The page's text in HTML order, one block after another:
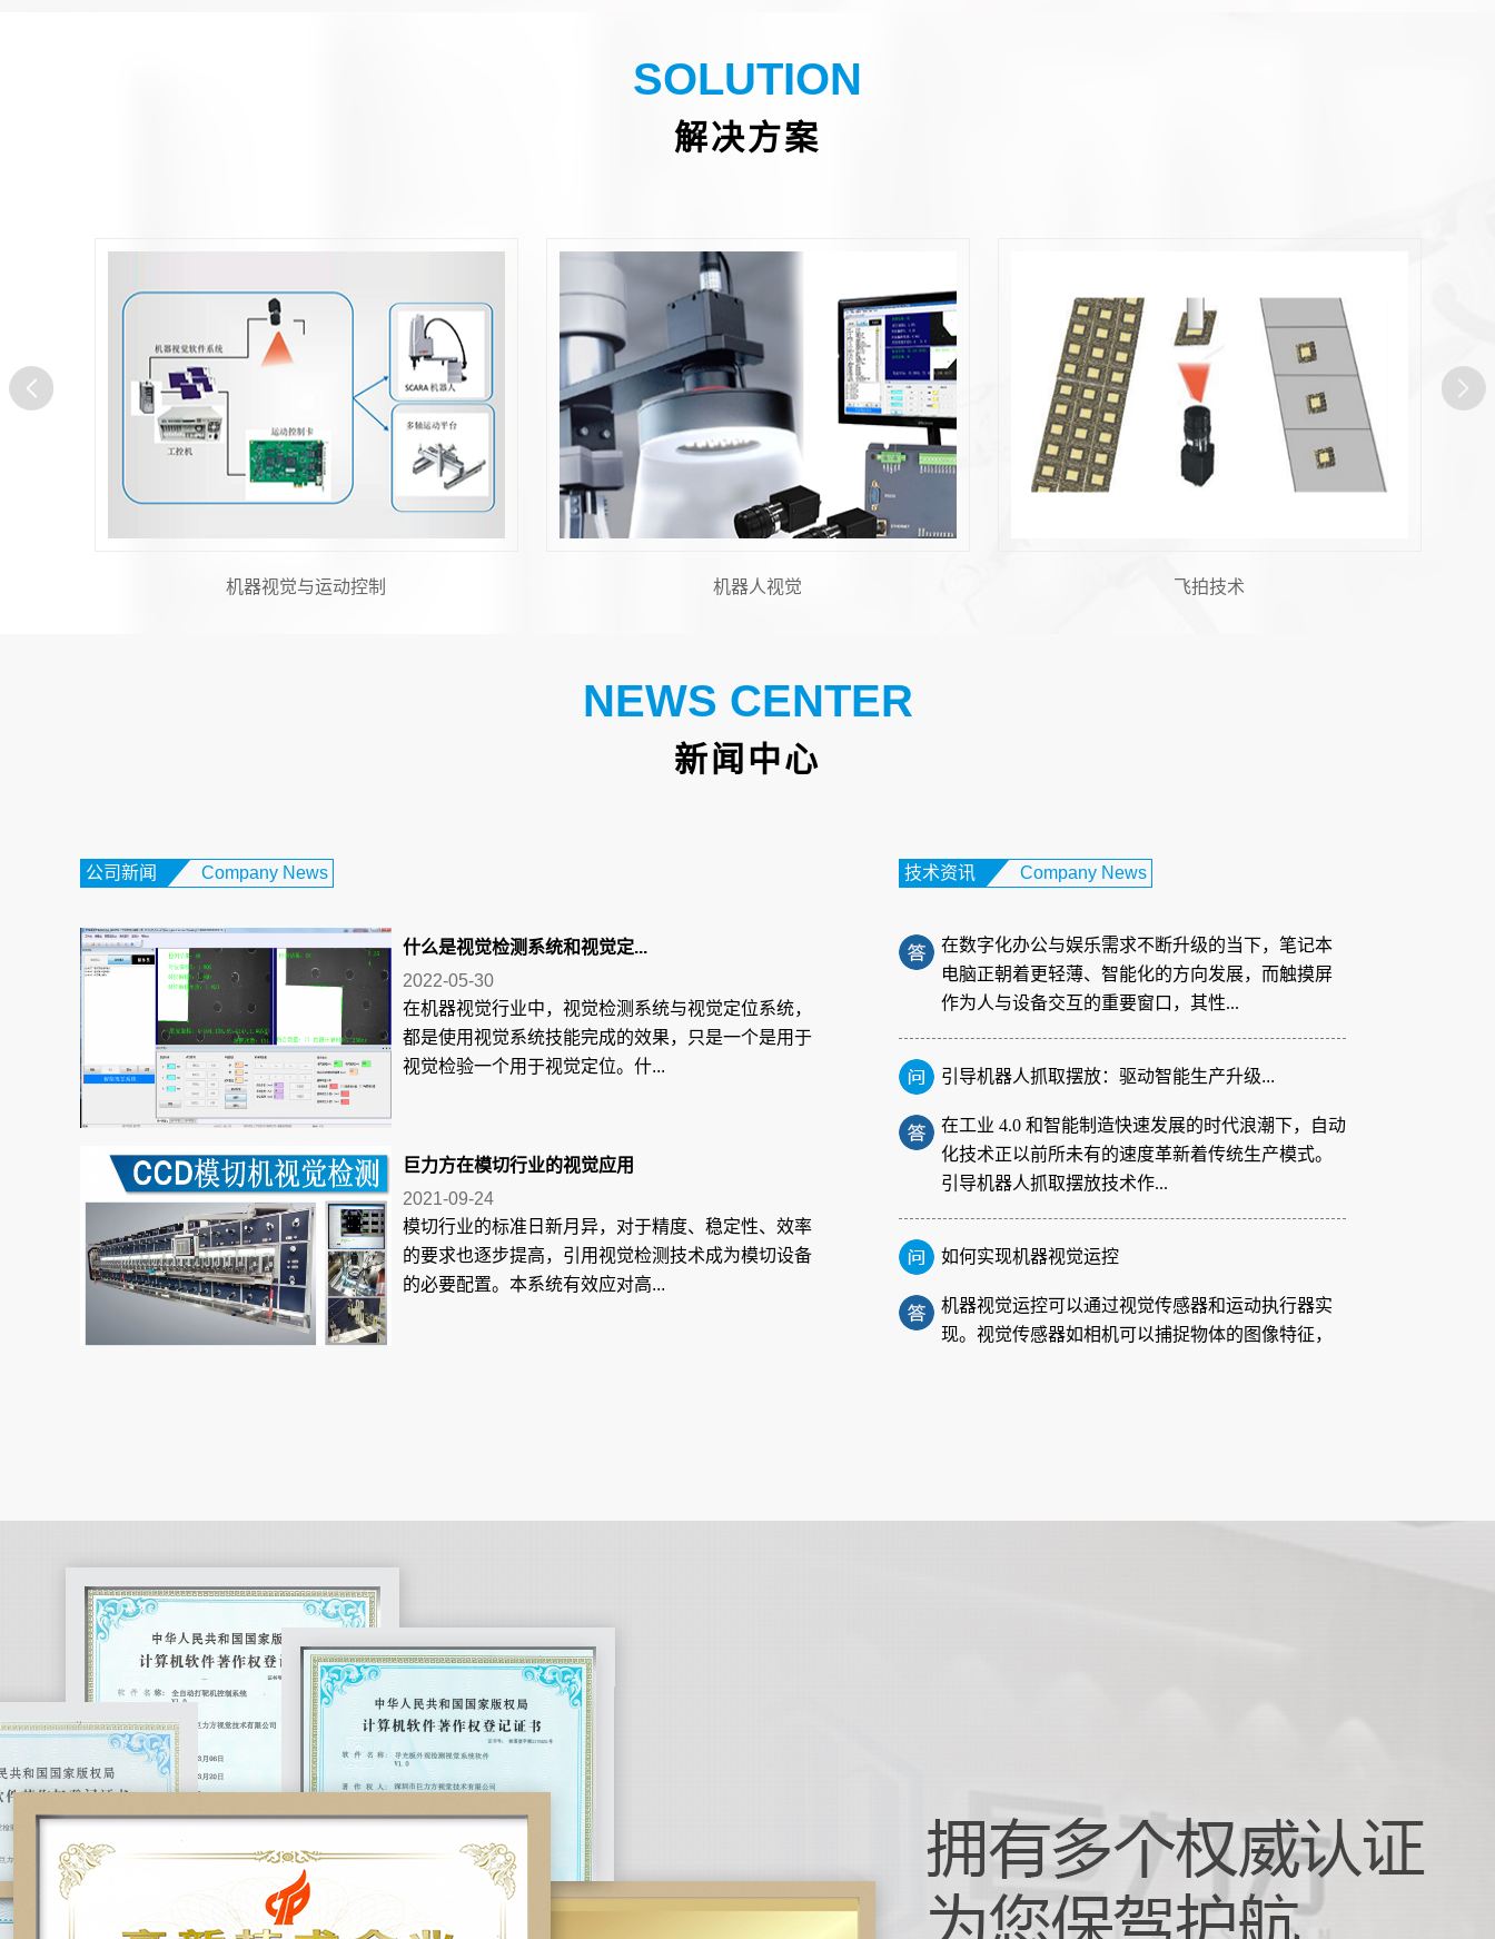
SOLUTION
解决方案
对位贴合视觉系统 机器视觉与运动控制 机器人视觉
NEWS CENTER
新闻中心
公司新闻 Company News
什么是视觉检测系统和视觉定...
2022-05-30
在机器视觉行业中，视觉检测系统与视觉定位系统，
都是使用视觉系统技能完成的效果，只是一个是用于
视觉检验一个用于视觉定位。什...
巨力方在模切行业的视觉应用
2021-09-24
模切行业的标准日新月异，对于精度、稳定性、效率
的要求也逐步提高，引用视觉检测技术成为模切设备
的必要配置。本系统有效应对高...
技术资讯 Company News
笔记本触摸屏对位贴合：打造卓越交互体...
电脑正朝着更轻薄、智能化的方向发展，而触摸屏
作为人与设备交互的重要窗口，其性...
引导机器人抓取摆放：驱动智能生产升级...
在工业 4.0 和智能制造快速发展的时代浪潮下，自动
化技术正以前所未有的速度革新着传统生产模式。
引导机器人抓取摆放技术作...
如何实现机器视觉运控
机器视觉运控可以通过视觉传感器和运动执行器实
现。视觉传感器如相机可以捕捉物体的图像特征，
对物体的颜色、表面划痕、规格大小...
化技术正以前所未有的速度革新着传统生产模式。
引导机器人抓取摆放技术作...